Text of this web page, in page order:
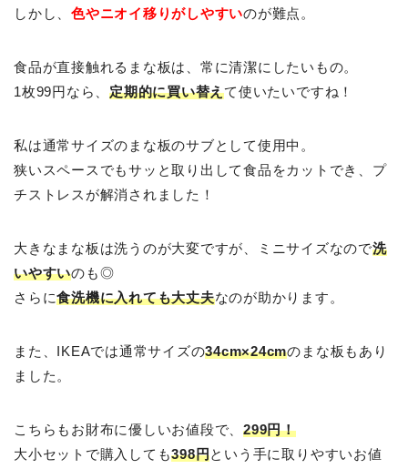
しかし、色やニオイ移りがしやすいのが難点。
食品が直接触れるまな板は、常に清潔にしたいもの。
1枚99円なら、定期的に買い替えて使いたいですね！
私は通常サイズのまな板のサブとして使用中。
狭いスペースでもサッと取り出して食品をカットでき、プ
チストレスが解消されました！
大きなまな板は洗うのが大変ですが、ミニサイズなので洗
いやすいのも◎
さらに食洗機に入れても大丈夫なのが助かります。
また、IKEAでは通常サイズの34cm×24cmのまな板もあり
ました。
こちらもお財布に優しいお値段で、299円！
大小セットで購入しても398円という手に取りやすいお値